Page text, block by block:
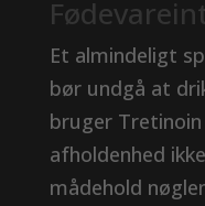
Et almindeligt
bør undgå at
bruger
afholdenhed
mådehold